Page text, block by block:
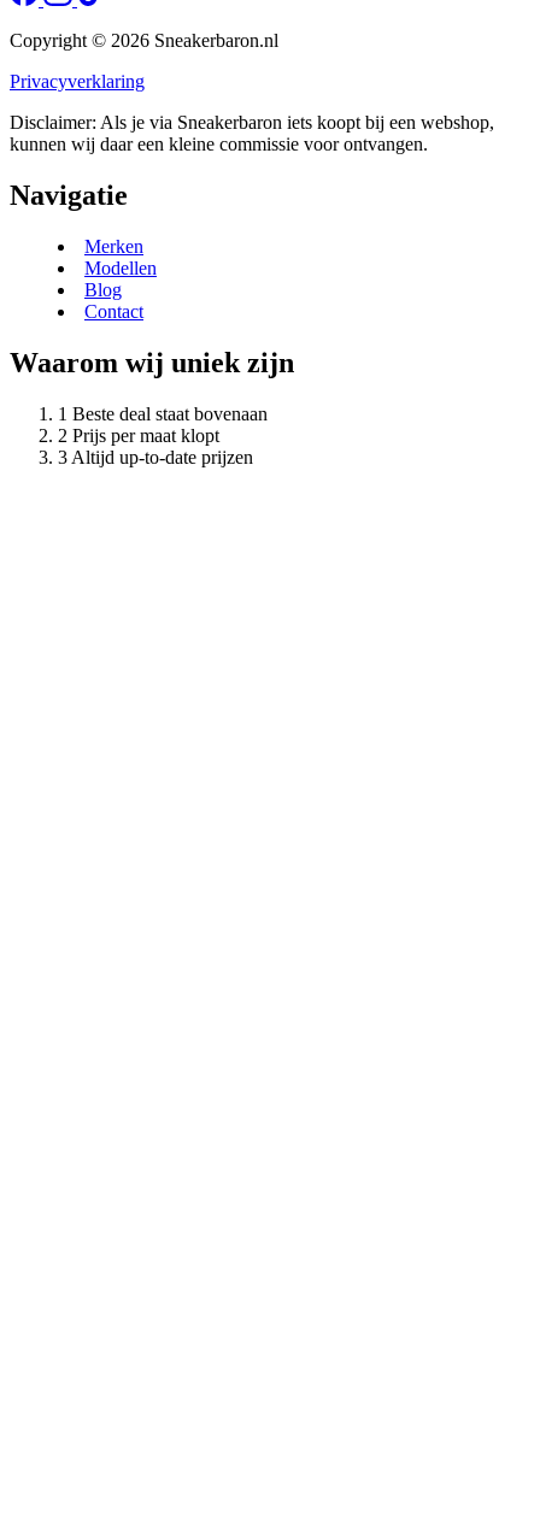
Copyright © 2026 Sneakerbaron.nl
Privacyverklaring
Disclaimer: Als je via Sneakerbaron iets koopt bij een webshop,
kunnen wij daar een kleine commissie voor ontvangen.
Navigatie
Merken
Modellen
Blog
Contact
Waarom wij uniek zijn
Beste deal staat bovenaan
Prijs per maat klopt
Altijd up-to-date prijzen